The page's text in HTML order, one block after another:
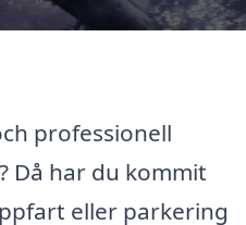
professionell
Då har du kommit
eller parkering